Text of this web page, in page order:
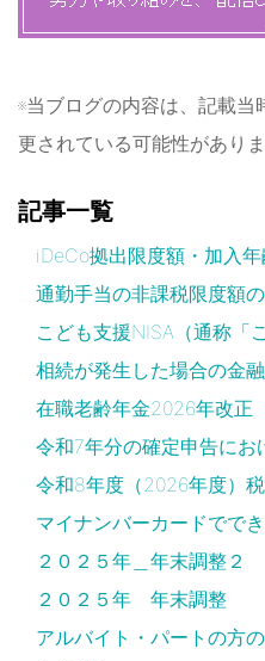
※当ブログの内容は、記載
更されている可能性がありま
記事一覧
iDeCo拠出限度額・加入
通勤手当の非課税限度額
こども支援NISA（通称「
相続が発生した場合の金
在職老齢年金2026年改正
令和7年分の確定申告にお
令和8年度（2026年度）
マイナンバーカードでで
２０２５年＿年末調整２
２０２５年 年末調整
アルバイト・パートの方